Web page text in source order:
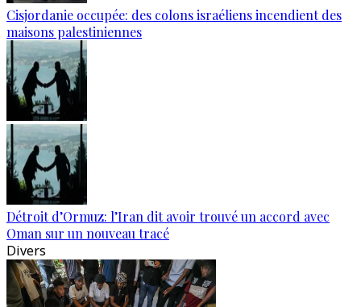
Cisjordanie occupée: des colons israéliens incendient des
maisons palestiniennes
Détroit d’Ormuz: l’Iran dit avoir trouvé un accord avec
Oman sur un nouveau tracé
Divers